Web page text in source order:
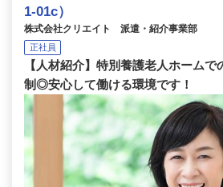
1-01c）
株式会社クリエイト 派遣・紹介事業部
正社員
【人材紹介】特別養護老人ホーム
制◎安心して働ける環境です！